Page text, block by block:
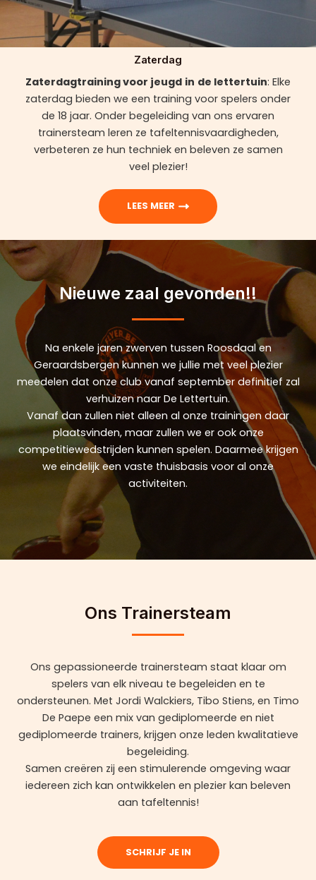
Zaterdag
Zaterdagtraining voor jeugd in de lettertuin: Elke
zaterdag bieden we een training voor spelers onder
de 18 jaar. Onder begeleiding van ons ervaren
trainersteam leren ze tafeltennisvaardigheden,
verbeteren ze hun techniek en beleven ze samen
veel plezier!
LEES MEER
Nieuwe zaal gevonden!!
Na enkele jaren zwerven tussen Roosdaal en
Geraardsbergen kunnen we jullie met veel plezier
meedelen dat onze club vanaf september definitief zal
verhuizen naar De Lettertuin.
Vanaf dan zullen niet alleen al onze trainingen daar
plaatsvinden, maar zullen we er ook onze
competitiewedstrijden kunnen spelen. Daarmee krijgen
we eindelijk een vaste thuisbasis voor al onze
activiteiten.
Ons Trainersteam
Ons gepassioneerde trainersteam staat klaar om
spelers van elk niveau te begeleiden en te
ondersteunen. Met Jordi Walckiers, Tibo Stiens, en Timo
De Paepe een mix van gediplomeerde en niet
gediplomeerde trainers, krijgen onze leden kwalitatieve
begeleiding.
Samen creëren zij een stimulerende omgeving waar
iedereen zich kan ontwikkelen en plezier kan beleven
aan tafeltennis!
SCHRIJF JE IN